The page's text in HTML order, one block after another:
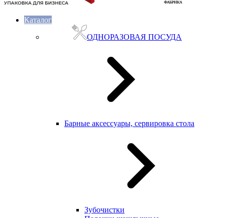
Каталог
ОДНОРАЗОВАЯ ПОСУДА
Барные аксессуары, сервировка стола
Зубочистки